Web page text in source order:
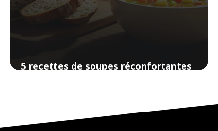
5 recettes de soupes réconfortantes